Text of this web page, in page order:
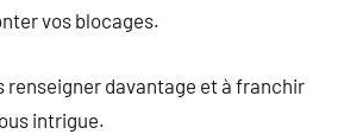
vos blocages.
renseigner davantage et à franchir
intrigue.